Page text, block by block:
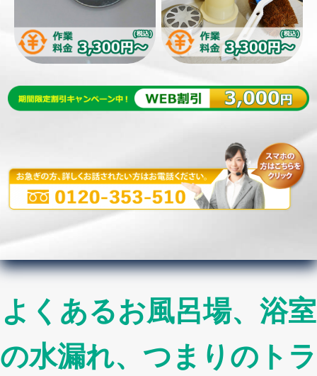
よくあるお風呂場、浴室
の水漏れ、つまりのトラ